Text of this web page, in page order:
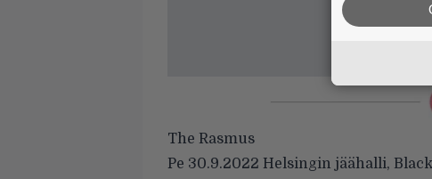
The Rasmus
Pe 30.9.2022 Helsingin jäähalli,